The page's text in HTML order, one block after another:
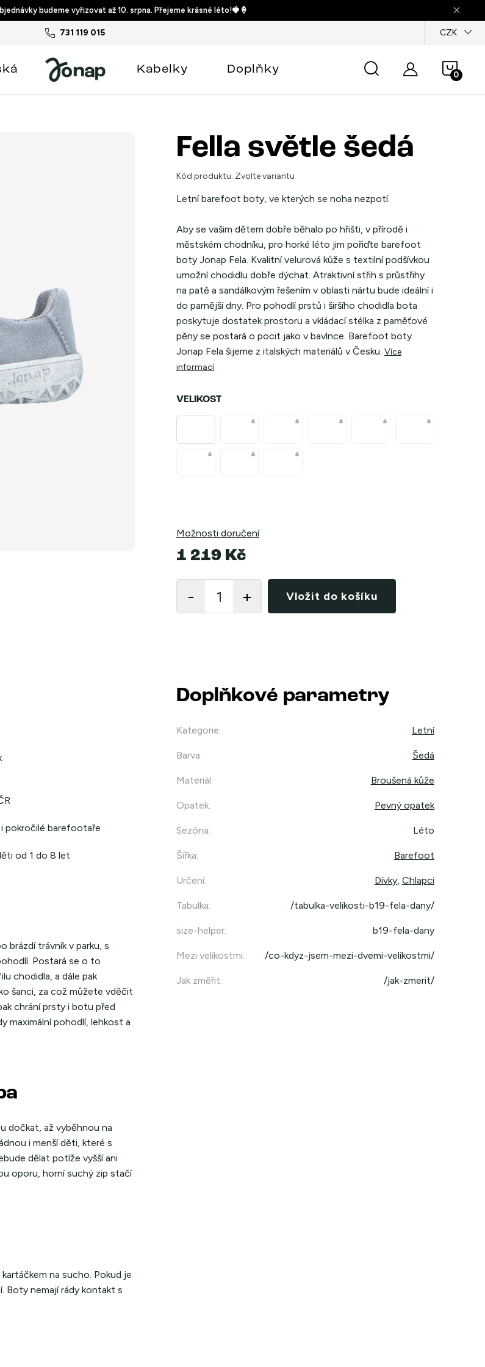
budeme vyřizovat až 10. srpna. Přejeme krásné léto!🍓🍦
731 119 015
podmínky Podmínky ochrany osobních údajů CZK
košík
Kabelky Doplňky
Fella světle šedá
Kód produktu: Zvolte variantu
Letní barefoot boty, ve kterých se noha nezpotí.
Aby se vašim dětem dobře běhalo po hřišti, v přírodě i
městském chodníku, pro horké léto jim pořiďte barefoot
boty Jonap Fela. Kvalitní velurová kůže s textilní podšívkou
umožní chodidlu dobře dýchat. Atraktivní střih s průstřihy
na patě a sandálkovým řešením v oblasti nártu bude ideální i
do parnější dny. Pro pohodlí prstů i širšího chodidla bota
poskytuje dostatek prostoru a vkládací stélka z paměťové
pěny se postará o pocit jako v bavlnce. Barefoot boty
Jonap Fela šijeme z italských materiálů v Česku. Více
informací
VELIKOST
Možnosti doručení
1 219 Kč
Vložit do košíku
pokročilé barefootaře
od 1 do 8 let
brázdí trávník v parku, s
Postará se o to
chodidla, a dále pak
šanci, za což můžete vděčit
chrání prsty i botu před
pohodlí, lehkost a
dočkat, až vyběhnou na
i menší děti, které s
dělat potíže vyšší ani
oporu, horní suchý zip stačí
na sucho. Pokud je
Boty nemají rády kontakt s
Doplňkové parametry
Kategorie: Letní
Barva: Šedá
Materiál: Broušená kůže
Opatek: Pevný opatek
Sezóna: Léto
Šířka: Barefoot
Určení: Dívky, Chlapci
Tabulka: /tabulka-velikosti-b19-fela-dany/
size-helper: b19-fela-dany
Mezi velikostmi: /co-kdyz-jsem-mezi-dvemi-velikostmi/
Jak změřit: /jak-zmerit/